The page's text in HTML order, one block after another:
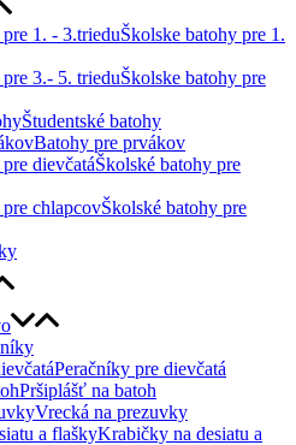
Školske batohy pre 1.
Školske batohy pre
Študentské batohy
Batohy pre prvákov
Školské batohy pre
Školské batohy pre
Peračníky pre dievčatá
Pršiplášť na batoh
Vrecká na prezuvky
Krabičky na desiatu a